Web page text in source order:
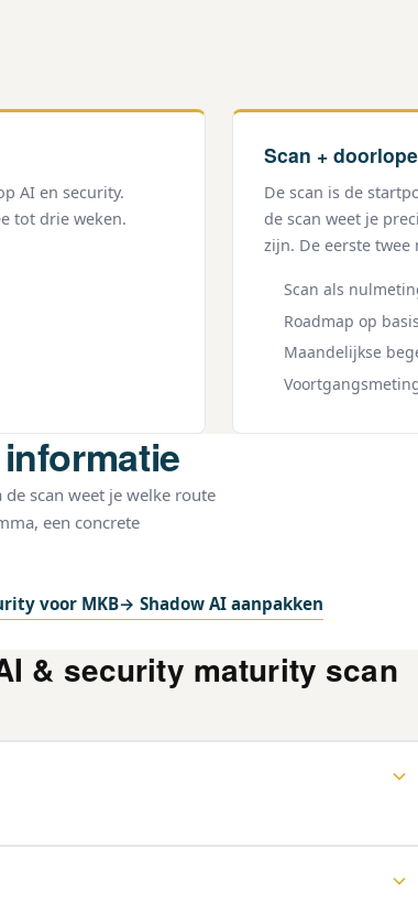
AI en security.
tot drie weken.
Scan +
De scan is de
de scan weet je
zijn. De eerste
Scan als
Roadmap op
Maandelijkse
scan weet je welke route
een concrete
voor MKB→ Shadow AI aanpakken
& security maturity scan
beoordeling van hoe ver
beleid en